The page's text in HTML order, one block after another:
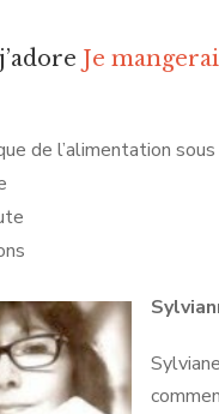
Je
de l’alimentation